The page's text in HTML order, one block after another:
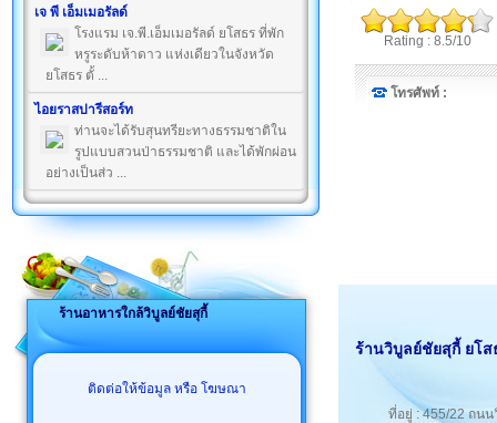
เจ พี เอ็มเมอรัลด์
โรงแรม เจ.พี.เอ็มเมอรัลด์ ยโสธร ที่พัก
หรูระดับห้าดาว แห่งเดียวในจังหวัด
ยโสธร ตั้ ...
ไอยราสปารีสอร์ท
ท่านจะได้รับสุนทรียะทางธรรมชาติใน
รูปแบบสวนป่าธรรมชาติ และได้พักผ่อน
อย่างเป็นส่ว ...
ร้านอาหารใกล้วิบูลย์ชัยสุกี้
ติดต่อให้ข้อมูล หรือ โฆษณา
Rating : 8.5/10
โทรศัพท์ :
ร้านวิบูลย์ชัยสุกี้ ยโส
ที่อยู่ : 455/22 ถนน